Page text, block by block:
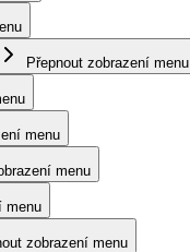
Přepnout zobrazení menu
menu
menu
menu
zobrazení menu